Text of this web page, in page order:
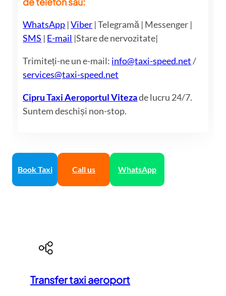
WhatsApp |Viber | Telegramă | Messenger |
SMS | E-mail |Stare de nervozitate|
Trimiteți-ne un e-mail: info@taxi-speed.net/
services@taxi-speed.net
Cipru Taxi Aeroportul Vitezade lucru 24/7.
Suntem deschiși non-stop.
Book Taxi Call us WhatsApp
Transfer taxi aeroport